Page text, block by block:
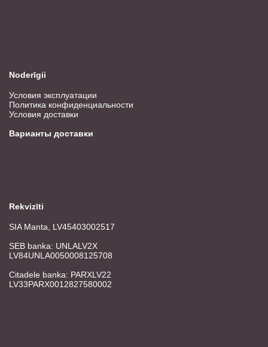
Noderīgii
Условия эксплуатации
Политика конфиденциальности
Условия доставки
Варианты доставки
Rekvizīti
SIA Manta, LV45403002517
SEB banka: UNLALV2X
LV84UNLA0050008125708
Citadele banka: PARXLV22
LV33PARX0012827580002